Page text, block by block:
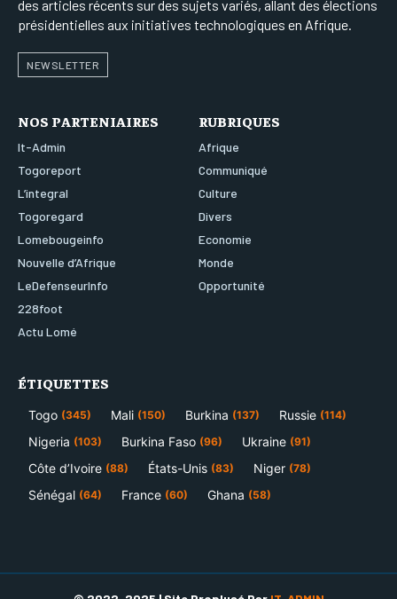
des articles récents sur des sujets variés, allant des élections
présidentielles aux initiatives technologiques en Afrique.
NEWSLETTER
NOS PARTENIAIRES
It-Admin
Togoreport
L’integral
Togoregard
Lomebougeinfo
Nouvelle d’Afrique
LeDefenseurInfo
228foot
Actu Lomé
RUBRIQUES
Afrique
Communiqué
Culture
Divers
Economie
Monde
Opportunité
ÉTIQUETTES
Togo (345) Mali (150) Burkina (137) Russie (114)
Nigeria (103) Burkina Faso (96) Ukraine (91)
Côte d’Ivoire (88) États-Unis (83) Niger (78)
Sénégal (64) France (60) Ghana (58)